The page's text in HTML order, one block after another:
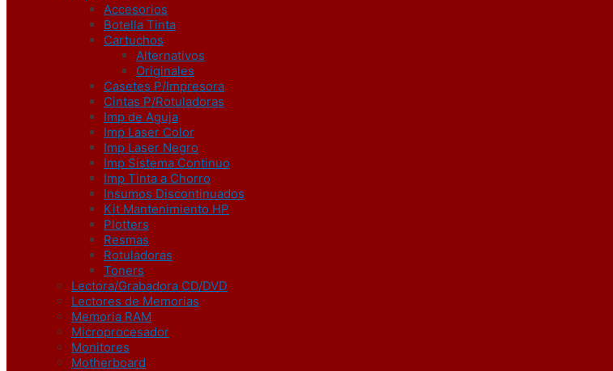
Accesorios
Botella Tinta
Cartuchos
Alternativos
Originales
Casetes P/Impresora
Cintas P/Rotuladoras
Imp de Aguja
Imp Laser Color
Imp Laser Negro
Imp Sistema Continuo
Imp Tinta a Chorro
Insumos Discontinuados
Kit Mantenimiento HP
Plotters
Resmas
Rotuladoras
Toners
Lectora/Grabadora CD/DVD
Lectores de Memorias
Memoria RAM
Microprocesador
Monitores
Motherboard